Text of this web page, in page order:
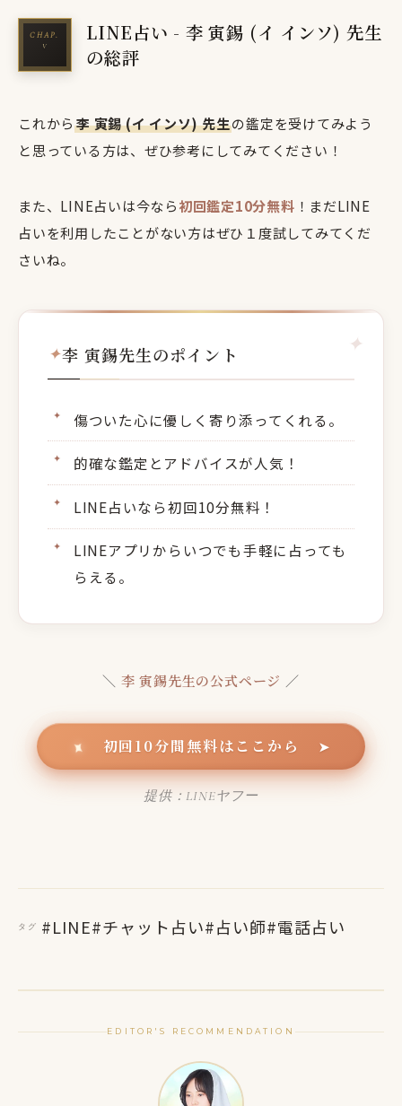
LINE占い - 李 寅錫 (イ インソ) 先生
の総評
これから李 寅錫 (イ インソ) 先生の鑑定を受けてみよう
と思っている方は、ぜひ参考にしてみてください！
また、LINE占いは今なら初回鑑定10分無料 ！まだLINE
占いを利用したことがない方はぜひ１度試してみてくだ
さいね。
李 寅錫先生のポイント
傷ついた心に優しく寄り添ってくれる。
的確な鑑定とアドバイスが人気！
LINE占いなら初回10分無料！
LINEアプリからいつでも手軽に占っても
らえる。
＼ 李 寅錫先生の公式ページ ／
✦ 初回10分間無料はここから ➤
提供：LINEヤフー
タグ #LINE#チャット占い#占い師#電話占い
EDITOR'S RECOMMENDATION